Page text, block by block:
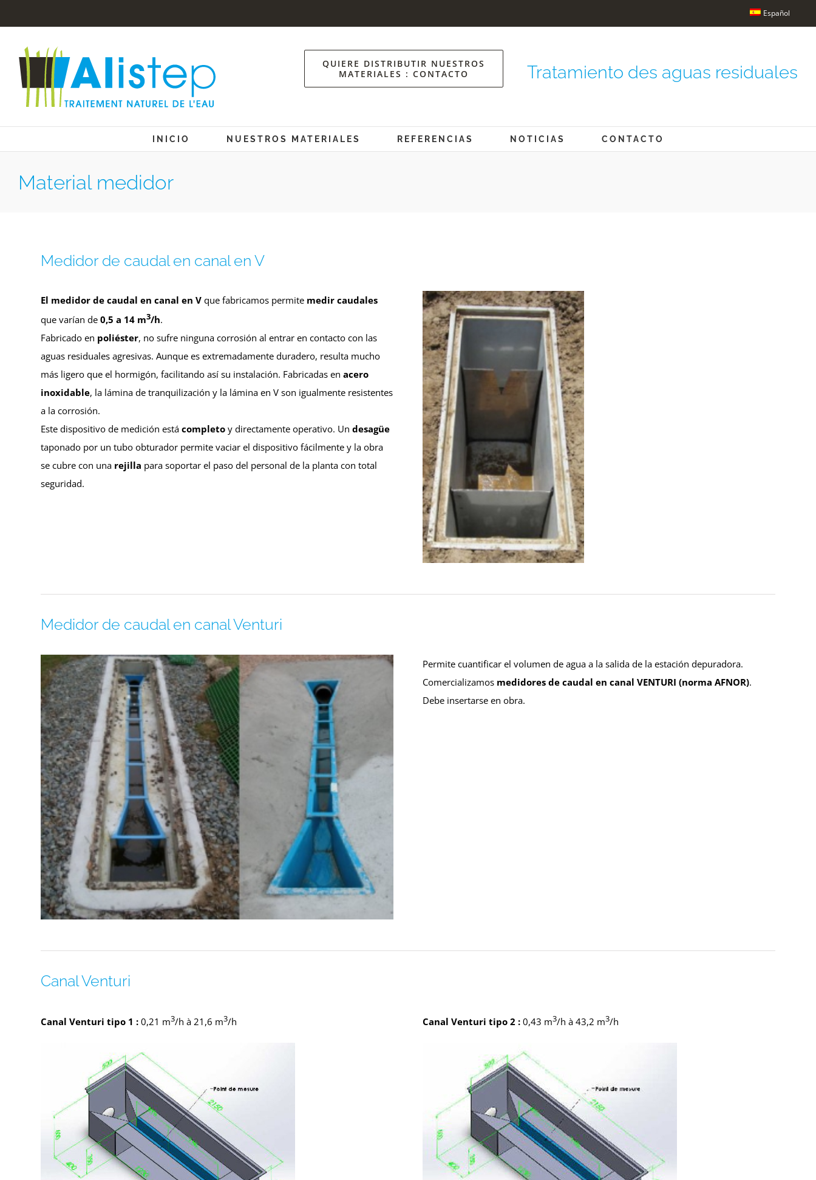
to
content
Español
QUIERE DISTRIBUTIR NUESTROS
MATERIALES : CONTACTO
Tratamiento des aguas residuales
INICIO NUESTROS MATERIALES REFERENCIAS NOTICIAS CONTACTO
Material medidor
Medidor de caudal en canal en V
El medidor de caudal en canal en V que fabricamos permite medir caudales
que varían de0,5 a 14 m3/h.
Fabricado en poliéster, no sufre ninguna corrosión al entrar en contacto con las
aguas residuales agresivas. Aunque es extremadamente duradero, resulta mucho
más ligero que el hormigón, facilitando así su instalación. Fabricadas enacero
inoxidable, la lámina de tranquilización y la lámina en V son igualmente resistentes
a la corrosión.
Este dispositivo de medición estácompleto y directamente operativo. Undesagüe
taponado por un tubo obturador permite vaciar el dispositivo fácilmente y la obra
se cubre con una rejilla para soportar el paso del personal de la planta con total
seguridad.
Medidor de caudal en canal Venturi
Permite cuantificar el volumen de agua a la salida de la estación depuradora.
Comercializamos medidores de caudal en canal VENTURI (norma AFNOR).
Debe insertarse en obra.
Canal Venturi
Canal Venturi tipo 1 : 0,21 m3/h à 21,6 m3/h Canal Venturi tipo 2 : 0,43 m3/h à 43,2 m3/h